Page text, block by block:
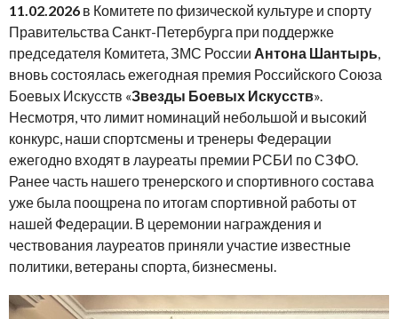
11.02.2026 в Комитете по физической культуре и спорту
Правительства Санкт-Петербурга при поддержке
председателя Комитета, ЗМС России Антона Шантырь
вновь состоялась ежегодная премия Российского Союза
Боевых Искусств «Звезды Боевых Искусств».
Несмотря, что лимит номинаций небольшой и высокий
конкурс, наши спортсмены и тренеры Федерации
ежегодно входят в лауреаты премии РСБИ по СЗФО.
Ранее часть нашего тренерского и спортивного состава
уже была поощрена по итогам спортивной работы от
нашей Федерации. В церемонии награждения и
чествования лауреатов приняли участие известные
политики, ветераны спорта, бизнесмены.